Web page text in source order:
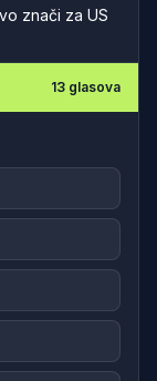
znači za US
13 glasova